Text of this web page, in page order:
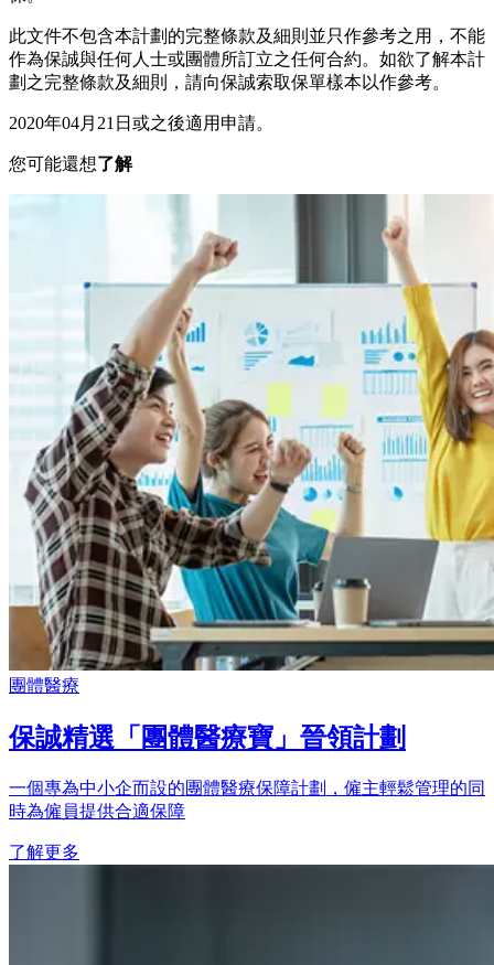
此文件不包含本計劃的完整條款及細則並只作參考之用，不能
作為保誠與任何人士或團體所訂立之任何合約。如欲了解本計
劃之完整條款及細則，請向保誠索取保單樣本以作參考。
2020年04月21日或之後適用申請。
您可能還想了解
團體醫療
保誠精選「團體醫療寶」晉領計劃
一個專為中小企而設的團體醫療保障計劃，僱主輕鬆管理的同
時為僱員提供合適保障
了解更多